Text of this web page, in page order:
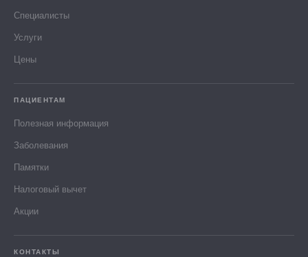
Специалисты
Услуги
Цены
ПАЦИЕНТАМ
Полезная информация
Заболевания
Памятки
Налоговый вычет
Акции
КОНТАКТЫ